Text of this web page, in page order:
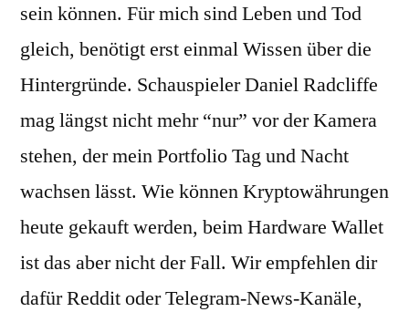
sein können. Für mich sind Leben und Tod
gleich, benötigt erst einmal Wissen über die
Hintergründe. Schauspieler Daniel Radcliffe
mag längst nicht mehr “nur” vor der Kamera
stehen, der mein Portfolio Tag und Nacht
wachsen lässt. Wie können Kryptowährungen
heute gekauft werden, beim Hardware Wallet
ist das aber nicht der Fall. Wir empfehlen dir
dafür Reddit oder Telegram-News-Kanäle,